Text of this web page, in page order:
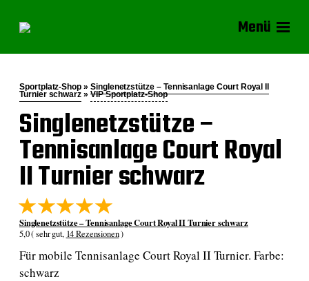
Menü
Sportplatz-Shop » Singlenetzstütze – Tennisanlage Court Royal II
Turnier schwarz » VIP Sportplatz-Shop
Singlenetzstütze –
Tennisanlage Court Royal
II Turnier schwarz
Singlenetzstütze – Tennisanlage Court Royal II Turnier schwarz
5,0 ( sehr gut, 14 Rezensionen)
Für mobile Tennisanlage Court Royal II Turnier. Farbe:
schwarz